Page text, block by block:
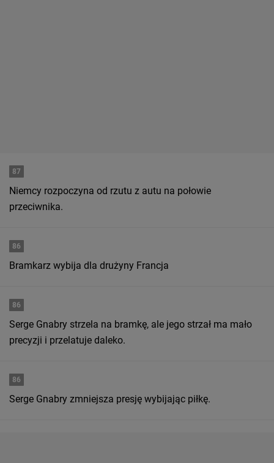
87
Niemcy rozpoczyna od rzutu z autu na połowie
przeciwnika.
86
Bramkarz wybija dla drużyny Francja
86
Serge Gnabry strzela na bramkę, ale jego strzał ma mało
precyzji i przelatuje daleko.
86
Serge Gnabry zmniejsza presję wybijając piłkę.